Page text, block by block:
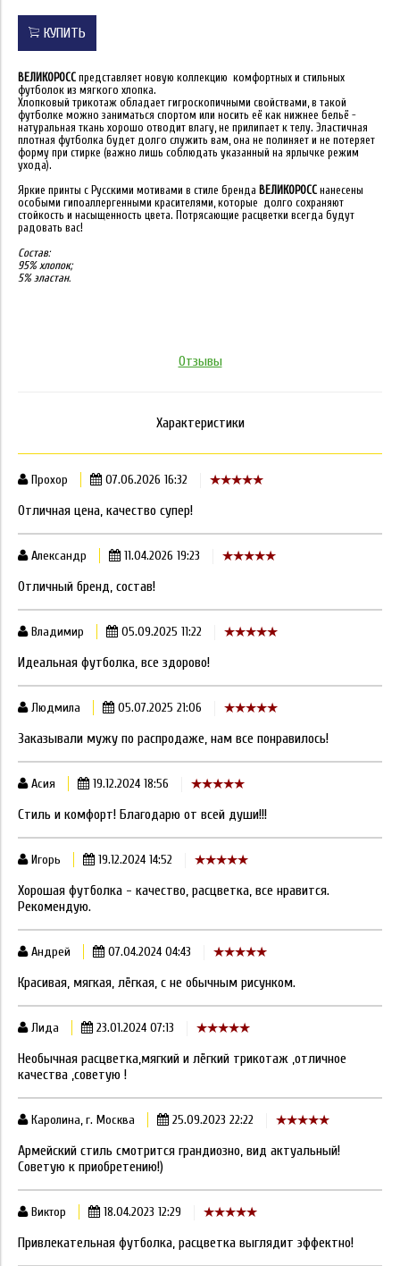
КУПИТЬ
ВЕЛИКОРОСС представляет новую коллекцию комфортных и стильных
футболок из мягкого хлопка.
Хлопковый трикотаж обладает гигроскопичными свойствами, в такой
футболке можно заниматься спортом или носить её как нижнее бельё -
натуральная ткань хорошо отводит влагу, не прилипает к телу. Эластичная
плотная футболка будет долго служить вам, она не полиняет и не потеряет
форму при стирке (важно лишь соблюдать указанный на ярлычке режим
ухода).
Яркие принты с Русскими мотивами в стиле бренда ВЕЛИКОРОСС нанесены
особыми гипоаллергенными красителями, которые долго сохраняют
стойкость и насыщенность цвета. Потрясающие расцветки всегда будут
радовать вас!
Состав:
95% хлопок;
5% эластан.
Отзывы
Характеристики
Прохор 07.06.2026 16:32
Отличная цена, качество супер!
Александр 11.04.2026 19:23
Отличный бренд, состав!
Владимир 05.09.2025 11:22
Идеальная футболка, все здорово!
Людмила 05.07.2025 21:06
Заказывали мужу по распродаже, нам все понравилось!
Асия 19.12.2024 18:56
Стиль и комфорт! Благодарю от всей души!!!
Игорь 19.12.2024 14:52
Хорошая футболка - качество, расцветка, все нравится.
Рекомендую.
Андрей 07.04.2024 04:43
Красивая, мягкая, лёгкая, с не обычным рисунком.
Лида 23.01.2024 07:13
Необычная расцветка,мягкий и лёгкий трикотаж ,отличное
качества ,советую !
Каролина, г. Москва 25.09.2023 22:22
Армейский стиль смотрится грандиозно, вид актуальный!
Советую к приобретению!)
Виктор 18.04.2023 12:29
Привлекательная футболка, расцветка выглядит эффектно!